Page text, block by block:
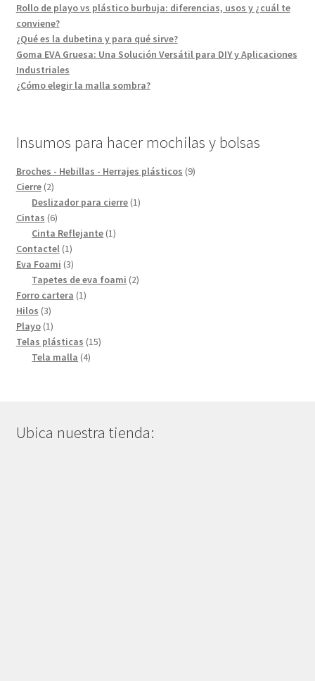
Rollo de playo vs plástico burbuja: diferencias, usos y ¿cuál te
conviene?
¿Qué es la dubetina y para qué sirve?
Goma EVA Gruesa: Una Solución Versátil para DIY y Aplicaciones
Industriales
¿Cómo elegir la malla sombra?
Insumos para hacer mochilas y bolsas
Broches - Hebillas - Herrajes plásticos 99
Cierre 22
productos
Deslizador para cierre 11
Cintas 66
productos
Cinta Reflejante 11
Contactel 11
producto
Eva Foami 33
productos
Tapetes de eva foami 22
Forro cartera 11
Hilos 33
productos
Playo 11
producto
Telas plásticas 1515
Tela malla 44
Ubica nuestra tienda: